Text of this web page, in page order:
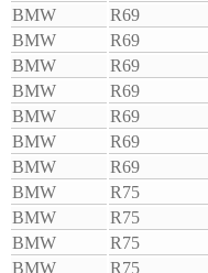
BMW
R69
BMW
R69
BMW
R69
BMW
R69
BMW
R69
BMW
R69
BMW
R69
BMW
R75
BMW
R75
BMW
R75
BMW
R75